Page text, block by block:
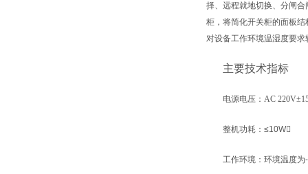
择、远程就地切换、分闸
柜，将简化开关柜的面板
对设备工作环境温湿度要
主要技术指标
电源电压： AC
整机功耗： ≤10W
工作环境：环境温度为